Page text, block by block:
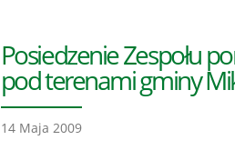
Posiedzenie Zespołu
pod terenami gminy
14 Maja 2009